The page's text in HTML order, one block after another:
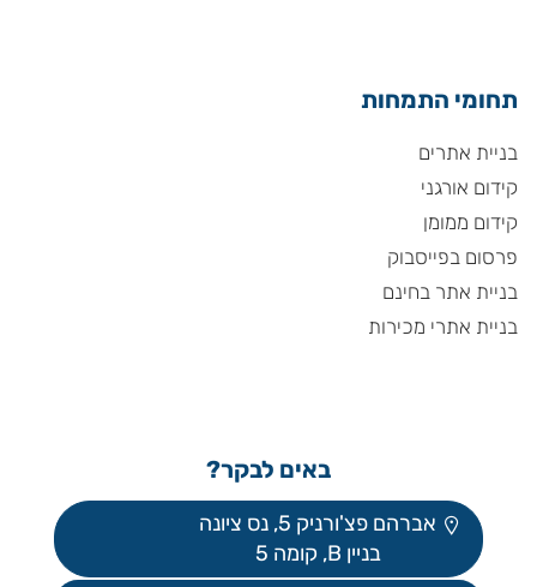
תחומי התמחות
בניית אתרים
קידום אורגני
קידום ממומן
פרסום בפייסבוק
בניית אתר בחינם
בניית אתרי מכירות
באים לבקר?
אברהם פצ'ורניק 5, נס ציונה
בניין B, קומה 5